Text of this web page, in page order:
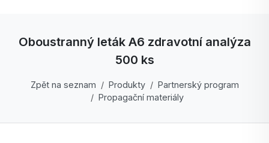
Oboustranný leták A6 zdravotní analýza
500 ks
Zpět na seznam Produkty
Partnerský program
Propagační materiály